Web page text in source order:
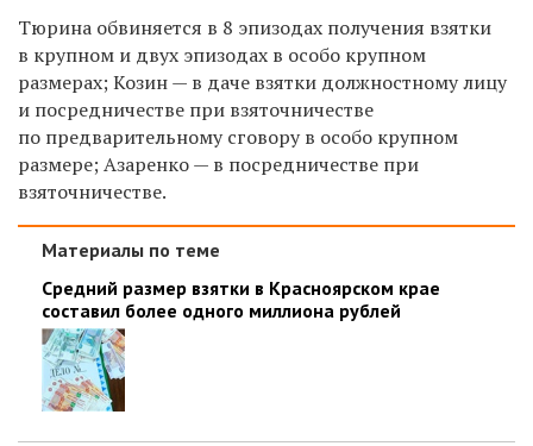
Тюрина обвиняется в 8 эпизодах получения взятки
в крупном и двух эпизодах в особо крупном
размерах; Козин — в даче взятки должностному лицу
и посредничестве при взяточничестве
по предварительному сговору в особо крупном
размере; Азаренко — в посредничестве при
взяточничестве.
Материалы по теме
Средний размер взятки в Красноярском крае
составил более одного миллиона рублей